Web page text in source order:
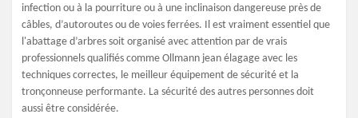
infection ou à la pourriture ou à une inclinaison dangereuse près de
câbles, d’autoroutes ou de voies ferrées. Il est vraiment essentiel que
l'abattage d’arbres soit organisé avec attention par de vrais
professionnels qualifiés comme Ollmann jean élagage avec les
techniques correctes, le meilleur équipement de sécurité et la
tronçonneuse performante. La sécurité des autres personnes doit
aussi être considérée.